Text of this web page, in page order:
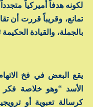
لكونه هدفاً أميركياً
تمانع، وقريباً قررت أن
بالجملة، والقيادة
يقع البعض في فخ
الأسد “وهو خلاصة
كرسالة تعبوية أو